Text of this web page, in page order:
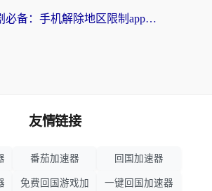
海外党追剧必备：手机解除地区限制app怎么选？解决央视视频&国内剧地区限制全指南
友情链接
番茄加速器 回国加速器
免费回国游戏加 一键回国加速器